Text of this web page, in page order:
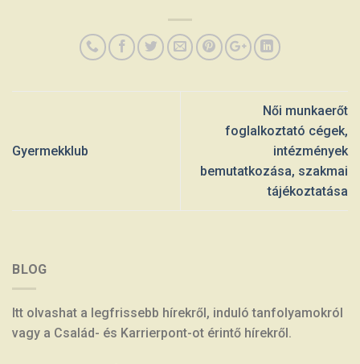
Gyermekklub
Női munkaerőt
foglalkoztató cégek,
intézmények
bemutatkozása, szakmai
tájékoztatása
BLOG
Itt olvashat a legfrissebb hírekről, induló tanfolyamokról
vagy a Család- és Karrierpont-ot érintő hírekről.